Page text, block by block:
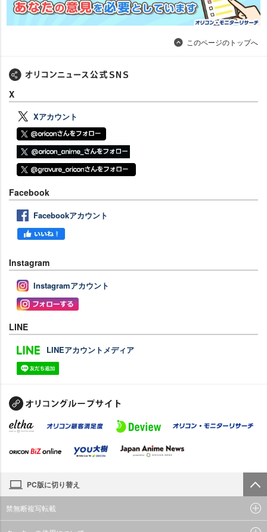
このページのトップへ
X
Xアカウント
Facebook
Facebookアカウント
Instagram
Instagramアカウント
LINE
LINEアカウントメディア
PC版に切り替え
禁無断複写転載